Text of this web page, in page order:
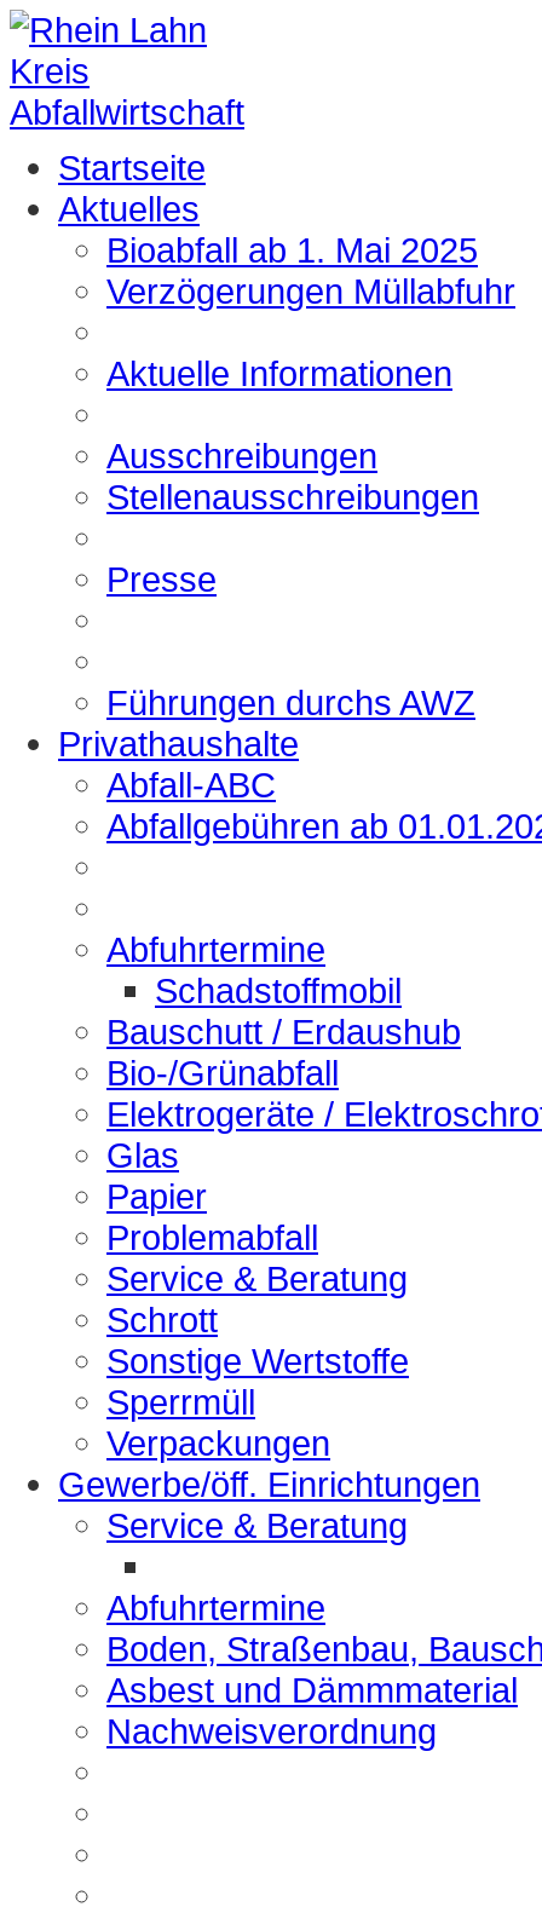
Startseite
Aktuelles
Bioabfall ab 1. Mai 2025
Verzögerungen Müllabfuhr
Aktuelle Informationen
Ausschreibungen
Stellenausschreibungen
Presse
Führungen durchs AWZ
Privathaushalte
Abfall-ABC
Abfallgebühren ab
Abfuhrtermine
Schadstoffmobil
Bauschutt / Erdaushub
Bio-/Grünabfall
Elektrogeräte /
Glas
Papier
Problemabfall
Service & Beratung
Schrott
Sonstige Wertstoffe
Sperrmüll
Verpackungen
Gewerbe/öff. Einrichtungen
Service & Beratung
Abfuhrtermine
Boden, Straßenbau,
Asbest und Dämmmaterial
Nachweisverordnung